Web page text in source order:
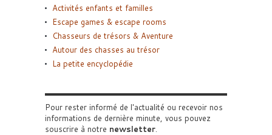
Activités enfants et familles
Escape games & escape rooms
Chasseurs de trésors & Aventure
Autour des chasses au trésor
La petite encyclopédie
Pour rester informé de l'actualité ou recevoir nos
informations de dernière minute, vous pouvez
souscrire à notre newsletter.